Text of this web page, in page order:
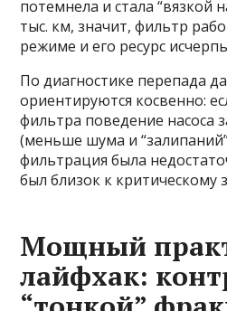
потемнела и стала “вязкой
тыс. км, значит, фильтр
режиме и его ресурс
По диагностике перепада
ориентируются косвенно:
фильтра поведение насоса
(меньше шума и
фильтрация была
был близок к критическому
Мощный
лайфхак: